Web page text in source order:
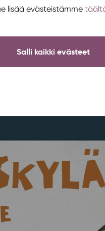
lisää evästeistämme
Salli kaikki evästeet